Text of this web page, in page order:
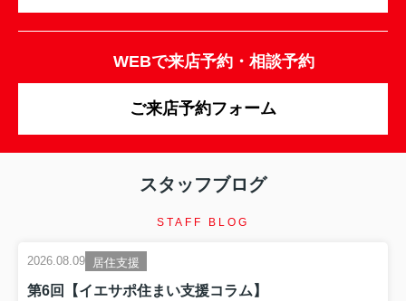
WEBで来店予約・相談予約
ご来店予約フォーム
スタッフブログ
STAFF BLOG
2026.08.09 居住支援
第6回【イエサポ住まい支援コラム】